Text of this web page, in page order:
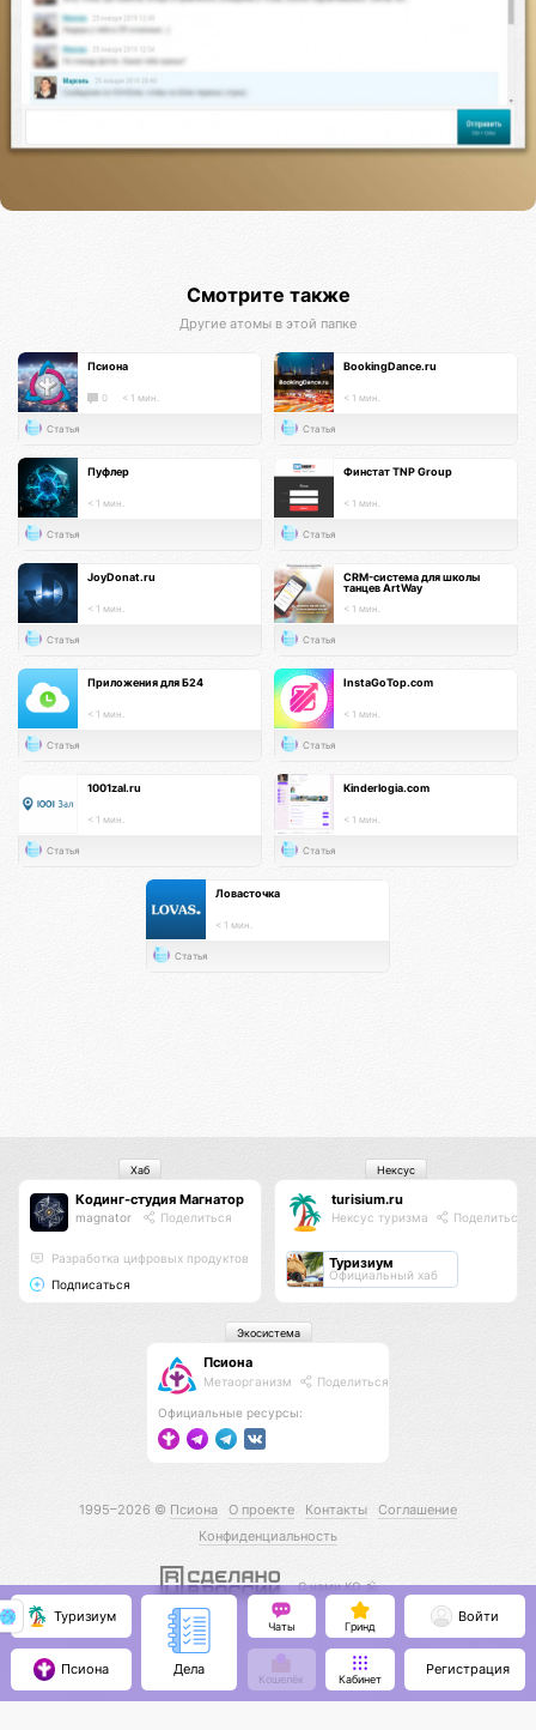
Смотрите также
Другие атомы в этой папке
Псиона
0 < 1 мин.
Статья
BookingDance.ru
< 1 мин.
Статья
Пуфлер
< 1 мин.
Статья
Финстат TNP Group
< 1 мин.
Статья
JoyDonat.ru
< 1 мин.
Статья
CRM-система для школы
танцев ArtWay
< 1 мин.
Статья
Приложения для Б24
< 1 мин.
Статья
InstaGoTop.com
< 1 мин.
Статья
1001zal.ru
< 1 мин.
Статья
Kinderlogia.com
< 1 мин.
Статья
Ловасточка
< 1 мин.
Статья
Кодинг-студия Магнатор
magnator Поделиться
Разработка цифровых продуктов
Подписаться
Хаб
turisium.ru
Нексус туризма Поделиться
Туризиум
Официальный хаб
Нексус
Псиона
Метаорганизм Поделиться
Официальные ресурсы:
Экосистема
1995–2026 © Псиона О проекте Контакты
Соглашение
Конфиденциальность
С нами КО 🕉️
Туризиум
Псиона Дела
Чаты Гринд
Кошелёк Кабинет
Войти
Регистрация